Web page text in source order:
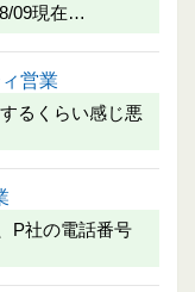
09現在…
営業
るくらい感じ悪
P社の電話番号